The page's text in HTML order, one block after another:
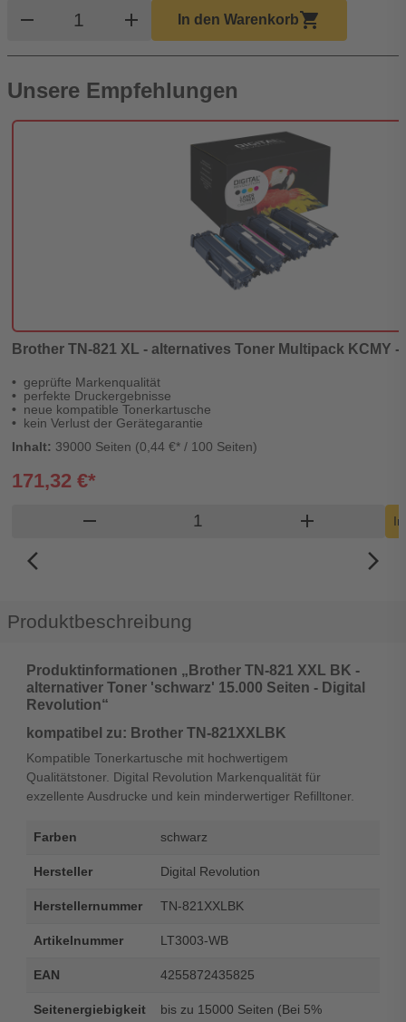
remove Produkt Warenkorb Menge
add In den Warenkorbshopping_cart
Unsere Empfehlungen
Brother TN-821 XL - alternatives Toner Multipack KCMY
geprüfte Markenqualität
perfekte Druckergebnisse
neue kompatible Tonerkartusche
kein Verlust der Gerätegarantie
Inhalt: 39000 Seiten (0,44 €* / 100 Seiten)
171,32 €*
remove Produkt Warenkorb Menge
add
arrow_back_ios_new arrow_forward_ios
Produktbeschreibung
Produktinformationen „Brother TN-821 XXL BK -
alternativer Toner 'schwarz' 15.000 Seiten - Digital
Revolution“
kompatibel zu: Brother TN-821XXLBK
Kompatible Tonerkartusche mit hochwertigem
Qualitätstoner. Digital Revolution Markenqualität für
exzellente Ausdrucke und kein minderwertiger Refilltoner.
Farben schwarz
Hersteller Digital Revolution
Herstellernummer TN-821XXLBK
Artikelnummer LT3003-WB
EAN 4255872435825
Seitenergiebigkeit
bis zu 15000 Seiten (Bei 5%